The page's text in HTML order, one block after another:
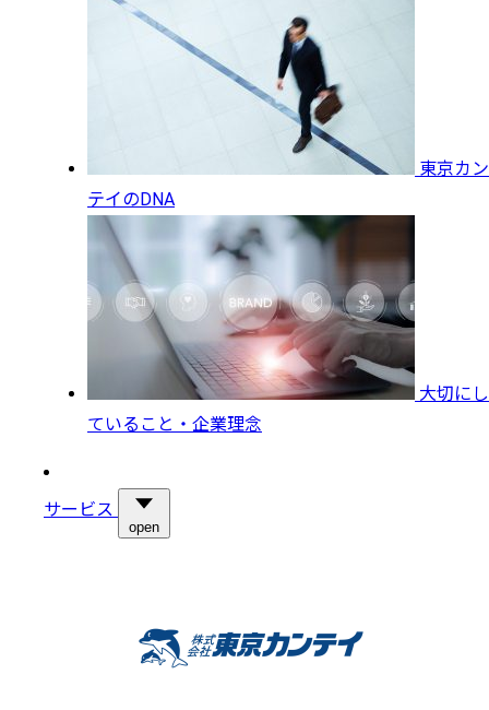
東京カン
テイのDNA
大切にし
ていること・企業理念
サービス
open